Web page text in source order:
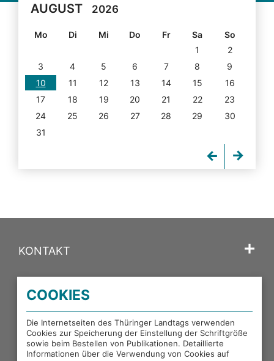
AUGUST 2026
Mo Di Mi Do Fr Sa
So
1
2
3
4 5 6 7 8
9
10
11 12 13 14 15
16
17
18 19 20 21 22
23
24
25 26 27 28 29
30
31
KONTAKT
PORTALE DES THÜRINGER LANDTAGS
EXTERNE LINKS
COOKIES
Die Internetseiten des Thüringer Landtags verwenden
Cookies zur Speicherung der Einstellung der Schriftgröße
sowie beim Bestellen von Publikationen. Detaillierte
Informationen über die Verwendung von Cookies auf